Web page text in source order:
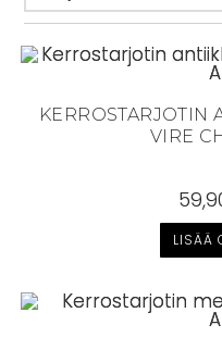
KERROSTARJOTIN
VIRE
LISÄÄ